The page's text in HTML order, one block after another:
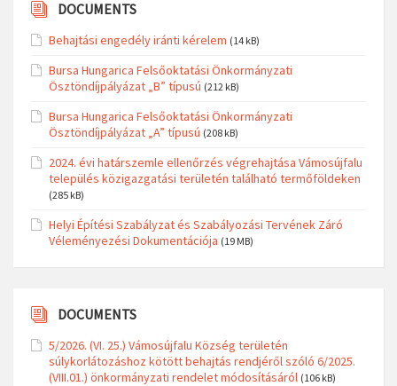
DOCUMENTS
Behajtási engedély iránti kérelem (14 kB)
Bursa Hungarica Felsőoktatási Önkormányzati
Ösztöndíjpályázat „B” típusú (212 kB)
Bursa Hungarica Felsőoktatási Önkormányzati
Ösztöndíjpályázat „A” típusú (208 kB)
2024. évi határszemle ellenőrzés végrehajtása Vámosújfalu
település közigazgatási területén található termőföldeken
(285 kB)
Helyi Építési Szabályzat és Szabályozási Tervének Záró
Véleményezési Dokumentációja (19 MB)
DOCUMENTS
5/2026. (VI. 25.) Vámosújfalu Község területén
súlykorlátozáshoz kötött behajtás rendjéről szóló 6/2025.
(VIII.01.) önkormányzati rendelet módosításáról (106 kB)